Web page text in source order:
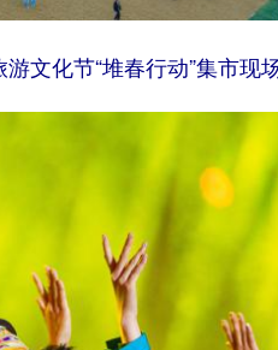
文化节“堆春行动”集市